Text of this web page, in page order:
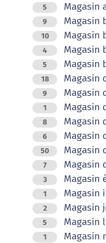
5 Magasin
9 Magasin
10 Magasin
4 Magasin
5 Magasin
18 Magasin
9 Magasin
1 Magasin
8 Magasin
6 Magasin
50 Magasin
7 Magasin
3 Magasin
1 Magasin
2 Magasin
5 Magasin
1 Magasin